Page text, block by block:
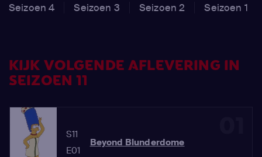
Seizoen 4
Seizoen 3 Seizoen 2 Seizoen 1
KIJK VOLGENDE AFLEVERING IN
SEIZOEN 11
S11
E01
Beyond Blunderdome